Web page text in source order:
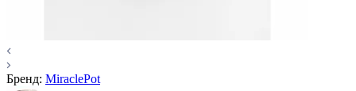
Бренд: MiraclePot